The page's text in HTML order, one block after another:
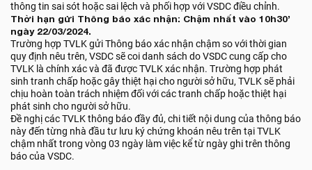
thông tin sai sót hoặc sai lệch và phối hợp với VSDC điều chỉnh.
Thời hạn gửi Thông báo xác nhận: Chậm nhất vào 10h30’
ngày 22/03/2024.
Trường hợp TVLK gửi Thông báo xác nhận chậm so với thời gian
quy định nêu trên, VSDC sẽ coi danh sách do VSDC cung cấp cho
TVLK là chính xác và đã được TVLK xác nhận. Trường hợp phát
sinh tranh chấp hoặc gây thiệt hại cho người sở hữu, TVLK sẽ phải
chịu hoàn toàn trách nhiệm đối với các tranh chấp hoặc thiệt hại
phát sinh cho người sở hữu.
Đề nghị các TVLK thông báo đầy đủ, chi tiết nội dung của thông báo
này đến từng nhà đầu tư lưu ký chứng khoán nêu trên tại TVLK
chậm nhất trong vòng 03 ngày làm việc kể từ ngày ghi trên thông
báo của VSDC.